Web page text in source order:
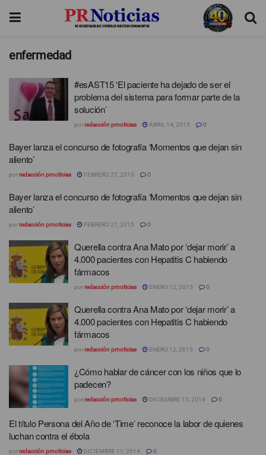
enfermedad
#esAST15 ‘El paciente ha dejado de ser el
problema del sistema para formar parte de la
solución’
porredacción prnoticias ABRIL 14, 2015 0
Bayer lanza el concurso de fotografía ‘Momentos que dejan sin
aliento’
porredacción prnoticias FEBRERO 27, 2015 0
Bayer lanza el concurso de fotografía ‘Momentos que dejan sin
aliento’
porredacción prnoticias FEBRERO 27, 2015 0
Querella contra Ana Mato por ‘dejar morir’ a
4.000 pacientes con Hepatitis C habiendo
fármacos
porredacción prnoticias ENERO 12, 2015 0
Querella contra Ana Mato por ‘dejar morir’ a
4.000 pacientes con Hepatitis C habiendo
fármacos
porredacción prnoticias ENERO 12, 2015 0
¿Cómo hablar de cáncer con los niños que lo
padecen?
porredacción prnoticias DICIEMBRE 15, 2014 0
El título Persona del Año de ‘Time’ reconoce la labor de quienes
luchan contra el ébola
porredacción prnoticias DICIEMBRE 11, 2014 0